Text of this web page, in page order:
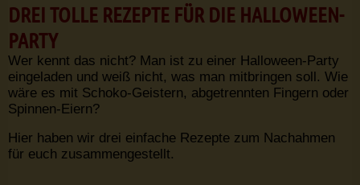
DREI TOLLE REZEPTE FÜR DIE HALLOWEEN-
PARTY
Wer kennt das nicht? Man ist zu einer Halloween-Party
eingeladen und weiß nicht, was man mitbringen soll. Wie
wäre es mit Schoko-Geistern, abgetrennten Fingern oder
Spinnen-Eiern?
Hier haben wir drei einfache Rezepte zum Nachahmen
für euch zusammengestellt.